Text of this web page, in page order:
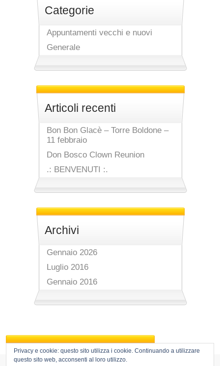
Categorie
Appuntamenti vecchi e nuovi
Generale
Articoli recenti
Bon Bon Glacè – Torre Boldone –
11 febbraio
Don Bosco Clown Reunion
.: BENVENUTI :.
Archivi
Gennaio 2026
Luglio 2016
Gennaio 2016
Privacy e cookie: questo sito utilizza i cookie. Continuando a utilizzare
questo sito web, acconsenti al loro utilizzo.